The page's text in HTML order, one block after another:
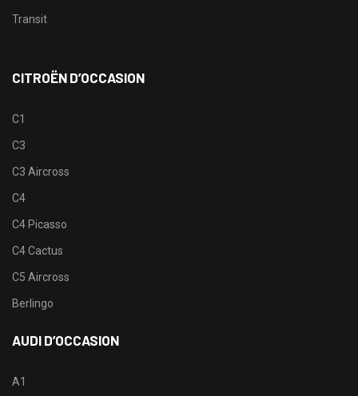
Transit
CITROËN D’OCCASION
C1
C3
C3 Aircross
C4
C4 Picasso
C4 Cactus
C5 Aircross
Berlingo
AUDI D’OCCASION
A1